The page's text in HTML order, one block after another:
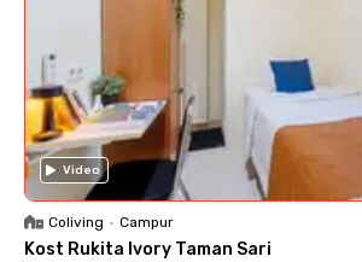
Video
Coliving • Campur
Kost Rukita Ivory Taman Sari